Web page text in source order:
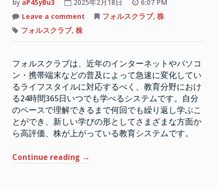
by aP45yBu3 2025年2月18日
6:07 PM
Leave a comment
ブ
の
株
が
上
が
る
教
育
シ
ス
テ
は
フォルスクラブ, 株
フォルスクラブ, 株
フォルスクラブは、近年のインターネットやパソコ
ン・携帯端末などの普及によって急速に変化してい
るライフスタイルに対応するべく、教育分野におけ
る24時間365日いつでも学べるシステムです。自分
のペースで理解できるまで何回でも繰り返し学ぶこ
とができ、新しい学びの形としてさまざまな方面か
ら高評価、株が上がっている教育システムです。
Continue reading “フ
→